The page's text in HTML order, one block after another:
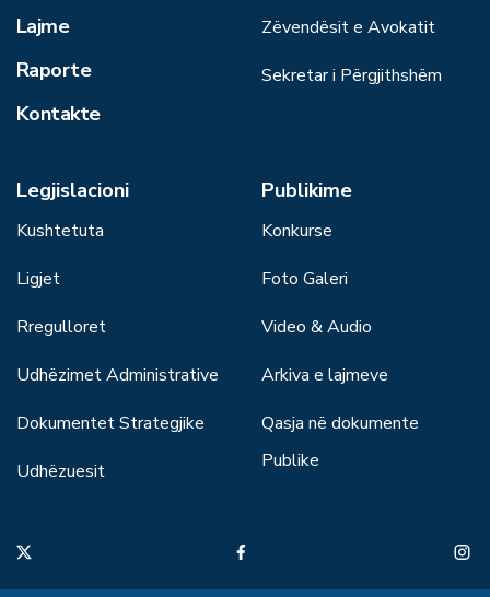
Lajme
Raporte
Kontakte
Zëvendësit e Avokatit
Sekretar i Përgjithshëm
Legjislacioni
Kushtetuta
Ligjet
Rregulloret
Udhëzimet Administrative
Dokumentet Strategjike
Udhëzuesit
Publikime
Konkurse
Foto Galeri
Video & Audio
Arkiva e lajmeve
Qasja në dokumente
Publike